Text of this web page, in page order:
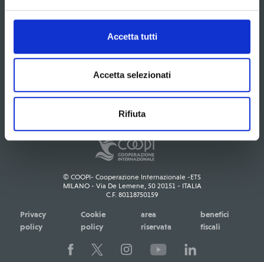
Accetta tutti
Accetta selezionati
Rifiuta
Contatti Sedi Gare d'appalto Documenti Area stampa
Naviga per paese
© COOPI- Cooperazione Internazionale -ETS
MILANO - Via De Lemene, 50 20151 - ITALIA
C.F. 80118750159
Privacy
policy
Cookie
policy
area
riservata
benefici
fiscali